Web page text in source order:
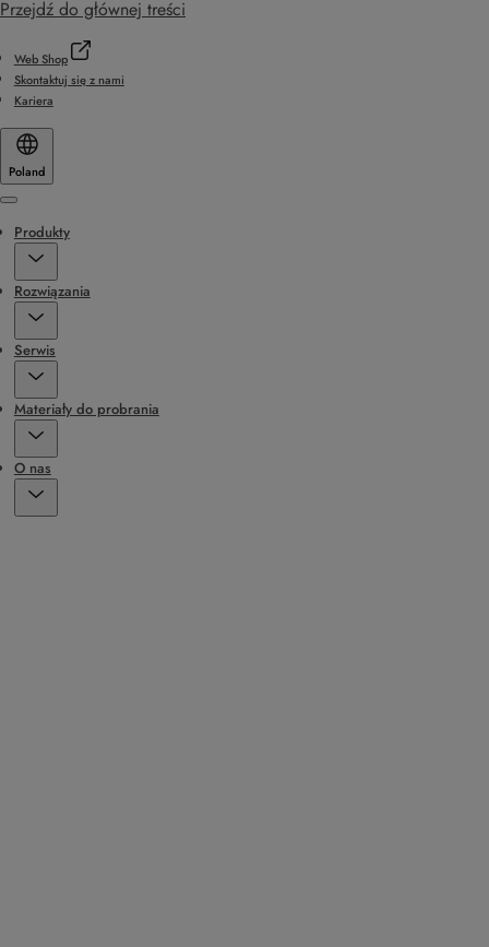
Przejdź do głównej treści
Web Shop
Skontaktuj się z nami
Kariera
Poland
Menu
Produkty
Rozwiązania
Serwis
Materiały do probrania
O nas